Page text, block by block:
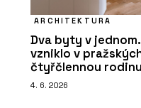
ARCHITEKTURA
Dva byty v
vzniklo v
čtyřčlennou rodinu
4. 6. 2026